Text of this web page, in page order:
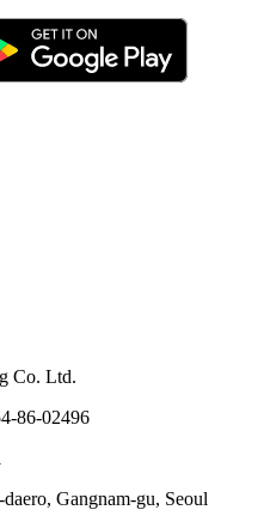
Co. Ltd.
86-02496
Gangnam-gu, Seoul